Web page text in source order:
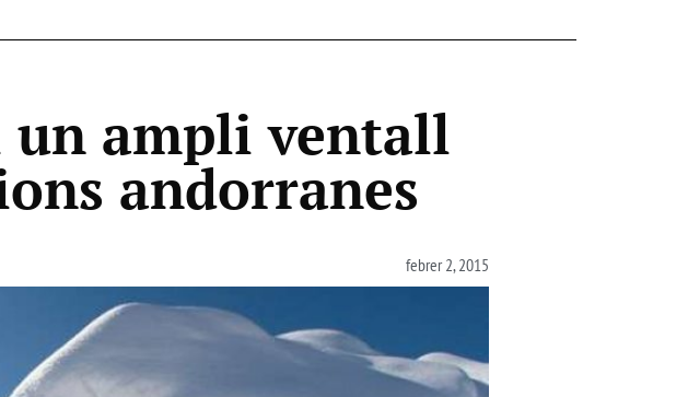
un ampli ventall
andorranes
febrer 2, 2015